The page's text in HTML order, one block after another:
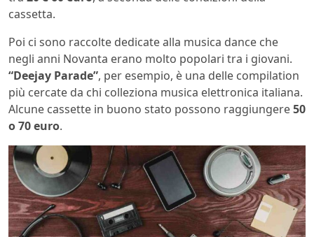
cassetta.
Poi ci sono raccolte dedicate alla musica dance che
negli anni Novanta erano molto popolari tra i giovani.
“Deejay Parade”, per esempio, è una delle compilation
più cercate da chi colleziona musica elettronica italiana.
Alcune cassette in buono stato possono raggiungere50
o 70 euro.